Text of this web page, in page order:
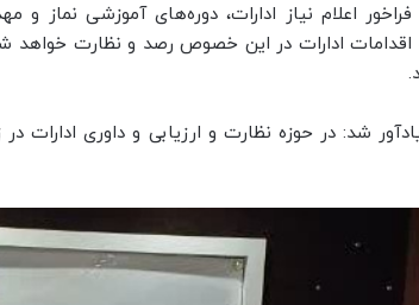
اعلام نیاز ادارات، دوره‌های آموزشی نماز و
ادارات در این خصوص رصد و نظارت خواهد
شد: در حوزه نظارت و ارزیابی و داوری ادارات در